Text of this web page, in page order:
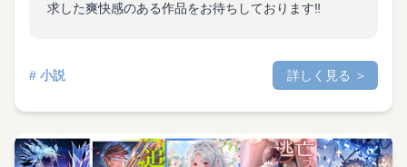
求した爽快感のある作品をお待ちしております‼︎
# 小説 詳しく見る ＞